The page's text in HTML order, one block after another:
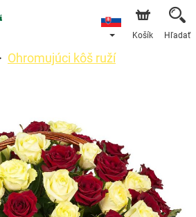
prostredníctvom nášho e-shopu.
doručenia je od 11.8.2026 z
Košík Hľadať
Ohromujúci kôš ruží